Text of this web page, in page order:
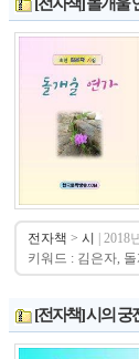
전자책 > 시 | 2018
키워드 : 김은자,
[전자책] 시의 궁